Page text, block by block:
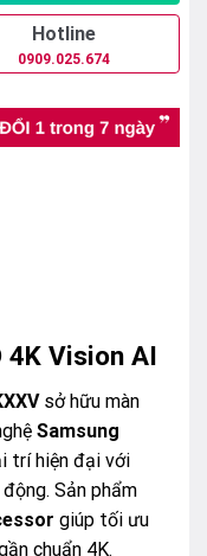
Hotline
0909.025.674
4K Vision AI
sở hữu màn
Samsung
trí hiện đại với
Sản phẩm
giúp tối ưu
chuẩn 4K.